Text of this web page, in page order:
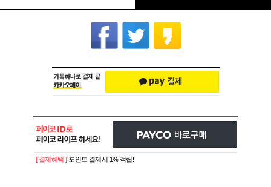
[ 결제혜택 ] 포인트 결제시 1% 적립!